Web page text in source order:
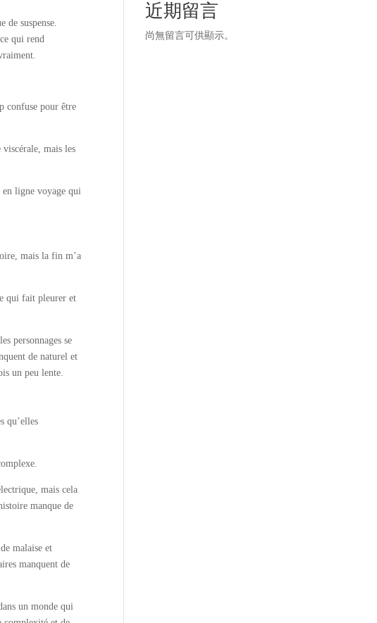
de suspense.
qui rend
confuse pour être
mais les
en ligne voyage qui
mais la fin m’a
qui fait pleurer et
personnages se
de naturel et
un peu lente.
qu’elles
mais cela
manque de
malaise et
manquent de
un monde qui
近期留言
尚無留言可供顯示。